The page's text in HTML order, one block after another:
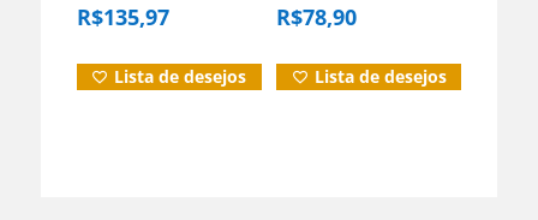
Bymen Shampoo-
R$135,97
Lista de desejos
Fios
R$78,90
Lista de desejos